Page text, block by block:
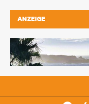
ANZEIGE